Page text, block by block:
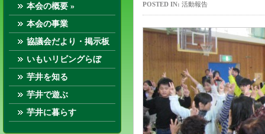
本会の概要 »
本会の事業
協議会だより・掲示板
いもいリビングらぼ
芋井を知る
芋井で遊ぶ
芋井に暮らす
POSTED IN: 活動報告